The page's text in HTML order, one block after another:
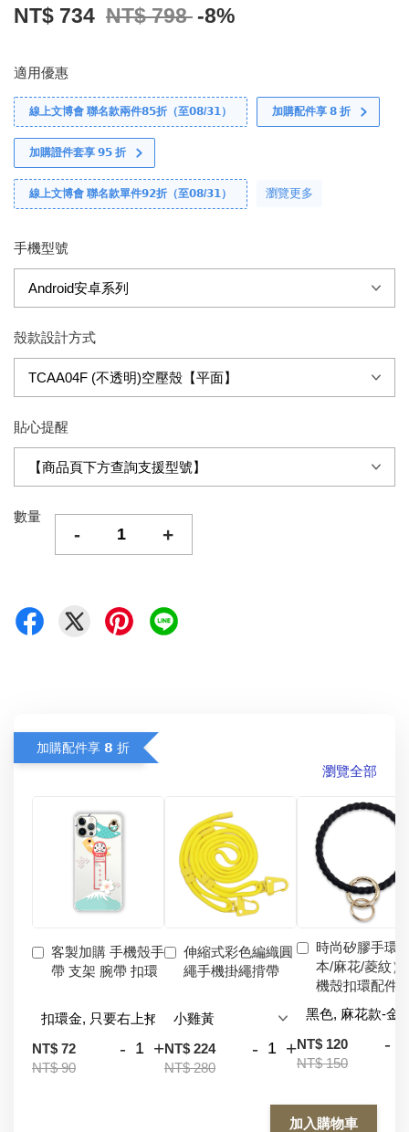
NT$ 734 NT$ 798 -8%
適用優惠
線上文博會 聯名款兩件𝟴𝟱折（至𝟬𝟴/𝟯𝟭） 加購配件享 𝟴 折
加購證件套享 𝟵𝟱 折
線上文博會 聯名款單件𝟵𝟮折（至𝟬𝟴/𝟯𝟭） 瀏覽更多
手機型號
殼款設計方式
貼心提醒
數量
- +
加購配件享 𝟴 折
瀏覽全部
客製加購 手機殼手
帶 支架 腕帶 扣環
NT$ 72
NT$ 90
- +
伸縮式彩色編織圓
繩手機掛繩揹帶
NT$ 224
NT$ 280
- +
時尚矽膠手環
本/麻花/菱紋）
機殼扣環配件
NT$ 120
NT$ 150
-
加入購物車